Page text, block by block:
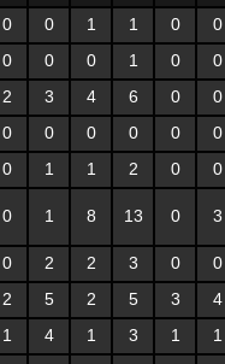
0 0 1 1 0
0
0 0 0 1 0
0
2 3 4 6 0
0
0 0 0 0 0
0
0 1 1 2 0 0
0 1 8 13 0 3
0 2 2 3 0
0
2 5 2 5 3
4
1 4 1 3 1
1